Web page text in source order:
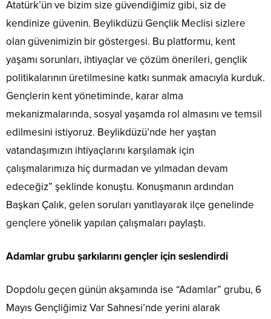
Atatürk’ün ve bizim size güvendiğimiz gibi, siz de
kendinize güvenin. Beylikdüzü Gençlik Meclisi sizlere
olan güvenimizin bir göstergesi. Bu platformu, kent
yaşamı sorunları, ihtiyaçlar ve çözüm önerileri, gençlik
politikalarının üretilmesine katkı sunmak amacıyla kurduk.
Gençlerin kent yönetiminde, karar alma
mekanizmalarında, sosyal yaşamda rol almasını ve temsil
edilmesini istiyoruz. Beylikdüzü’nde her yaştan
vatandaşımızın ihtiyaçlarını karşılamak için
çalışmalarımıza hiç durmadan ve yılmadan devam
edeceğiz” şeklinde konuştu. Konuşmanın ardından
Başkan Çalık, gelen soruları yanıtlayarak ilçe genelinde
gençlere yönelik yapılan çalışmaları paylaştı.
Adamlar grubu şarkılarını gençler için seslendirdi
Dopdolu geçen günün akşamında ise “Adamlar” grubu, 6
Mayıs Gençliğimiz Var Sahnesi’nde yerini alarak